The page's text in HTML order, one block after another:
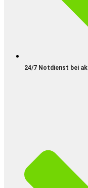
24/7 Notdienst bei